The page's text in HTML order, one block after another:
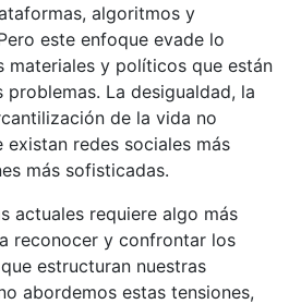
algoritmos y
este enfoque evade lo
materiales y políticos que están
problemas. La desigualdad, la
de la vida no
redes sociales más
más sofisticadas.
actuales requiere algo más
reconocer y confrontar los
estructuran nuestras
abordemos estas tensiones,